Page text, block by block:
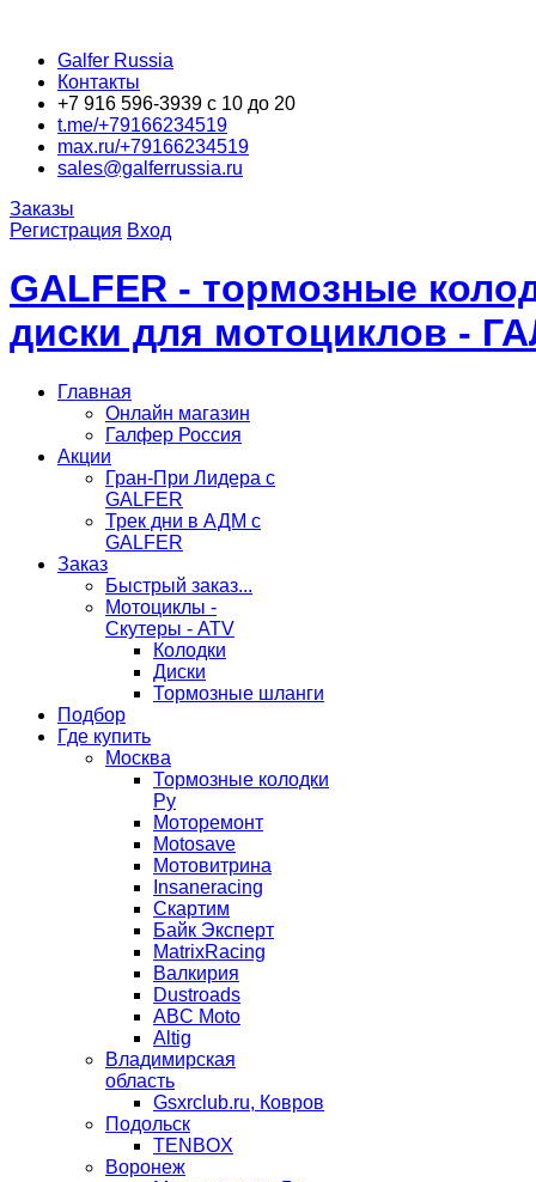
Galfer Russia
Контакты
+7 916 596-3939 с 10 до 20
t.me/+79166234519
max.ru/+79166234519
sales@galferrussia.ru
Заказы
Регистрация Вход
GALFER - тормозные
диски для мотоциклов -
Главная
Онлайн магазин
Галфер Россия
Акции
Гран-При Лидера c
GALFER
Трек дни в АДМ с
GALFER
Заказ
Быстрый заказ...
Мотоциклы -
Скутеры - ATV
Колодки
Диски
Тормозные шланги
Подбор
Где купить
Москва
Тормозные колодки
Ру
Моторемонт
Motosave
Мотовитрина
Insaneracing
Скартим
Байк Эксперт
MatrixRacing
Валкирия
Dustroads
ABC Moto
Altig
Владимирская
область
Gsxrclub.ru, Ковров
Подольск
TENBOX
Воронеж